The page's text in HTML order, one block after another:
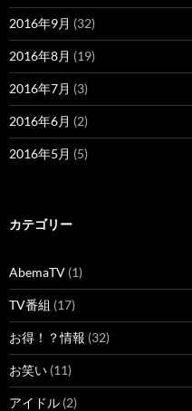
2016年9月 (32)
2016年8月 (19)
2016年7月 (3)
2016年6月 (2)
2016年5月 (5)
カテゴリー
AbemaTV (1)
TV番組 (17)
お得！？情報 (32)
お笑い (11)
アイドル (2)